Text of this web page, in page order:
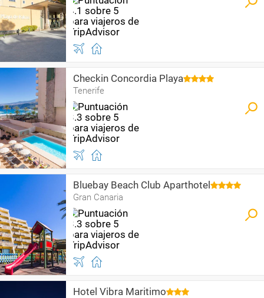
Checkin Concordia Playa
Tenerife
Bluebay Beach Club Aparthotel
Gran Canaria
Hotel Vibra Maritimo